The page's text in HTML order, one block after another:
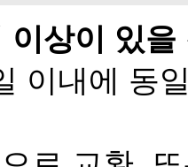
이상이 있을